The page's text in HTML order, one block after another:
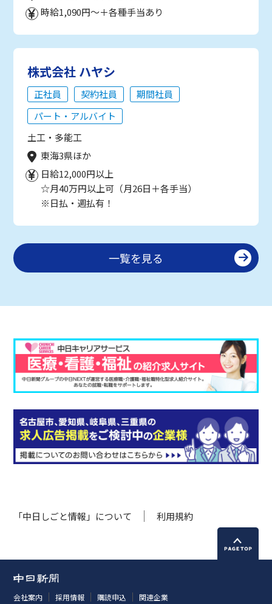
時給1,090円～＋各種手当あり
株式会社 ハヤシ
正社員 契約社員
期間社員
パート・アルバイト
土工・多能工
東海3県ほか
日給12,000円以上
☆月40万円以上可（月26日＋各手当）
※日払・週払有！
一覧を見る
「中日しごと情報」について 利用規約
会社案内 採用情報 購読申込 関連企業